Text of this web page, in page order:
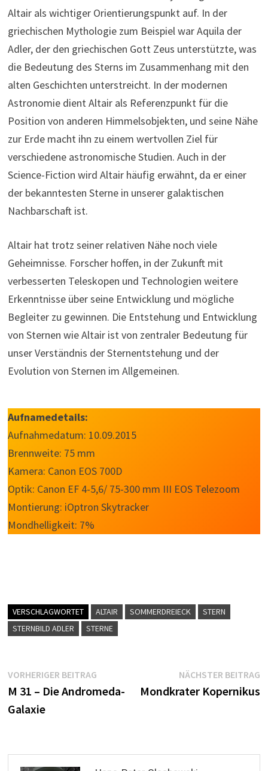
Altair als wichtiger Orientierungspunkt auf. In der
griechischen Mythologie zum Beispiel war Aquila der
Adler, der den griechischen Gott Zeus unterstützte, was
die Bedeutung des Sterns im Zusammenhang mit den
alten Geschichten unterstreicht. In der modernen
Astronomie dient Altair als Referenzpunkt für die
Position von anderen Himmelsobjekten, und seine Nähe
zur Erde macht ihn zu einem wertvollen Ziel für
verschiedene astronomische Studien. Auch in der
Science-Fiction wird Altair häufig erwähnt, da er einer
der bekanntesten Sterne in unserer galaktischen
Nachbarschaft ist.
Altair hat trotz seiner relativen Nähe noch viele
Geheimnisse. Forscher hoffen, in der Zukunft mit
verbesserten Teleskopen und Technologien weitere
Erkenntnisse über seine Entwicklung und mögliche
Begleiter zu gewinnen. Die Entstehung und Entwicklung
von Sternen wie Altair ist von zentraler Bedeutung für
unser Verständnis der Sternentstehung und der
Evolution von Sternen im Allgemeinen.
Aufnamedetails:
Aufnahmedatum: 10.09.2015
Brennweite: 75 mm
Kamera: Canon EOS 700D
Optik: Canon EF 4-5,6/ 75-300 mm III EOS Telezoom
Montierung: iOptron Skytracker
Mondhelligkeit: 7%
VERSCHLAGWORTET ALTAIR SOMMERDREIECK
STERN
STERNBILD ADLER
STERNE
Beitragsnavigation
VORHERIGER BEITRAG
Beitrag:
M 31 – Die Andromeda-
Galaxie
NÄCHSTER BEITRAG
Mondkrater Kopernikus